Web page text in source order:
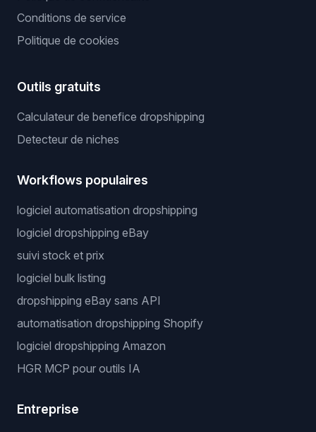
Conditions de service
Politique de cookies
Outils gratuits
Calculateur de benefice dropshipping
Detecteur de niches
Workflows populaires
logiciel automatisation dropshipping
logiciel dropshipping eBay
suivi stock et prix
logiciel bulk listing
dropshipping eBay sans API
automatisation dropshipping Shopify
logiciel dropshipping Amazon
HGR MCP pour outils IA
Entreprise